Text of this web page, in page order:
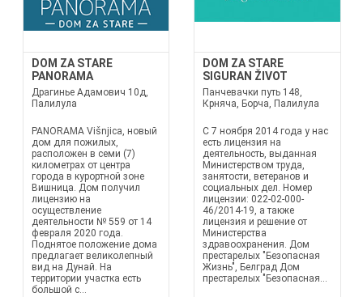
DOM ZA STARE
PANORAMA
Драгинье Адамович 10д,
Палилула
PANORAMA Višnjica, новый
дом для пожилых,
расположен в семи (7)
километрах от центра
города в курортной зоне
Вишница. Дом получил
лицензию на
осуществление
деятельности № 559 от 14
февраля 2020 года.
Поднятое положение дома
предлагает великолепный
вид на Дунай. На
территории участка есть
большой с...
DOM ZA STARE
SIGURAN ŽIVOT
Панчевачки путь 148,
Крняча, Борча, Палилула
С 7 ноября 2014 года у нас
есть лицензия на
деятельность, выданная
Министерством труда,
занятости, ветеранов и
социальных дел. Номер
лицензии: 022-02-000-
46/2014-19, а также
лицензия и решение от
Министерства
здравоохранения. Дом
престарелых "Безопасная
Жизнь", Белград Дом
престарелых "Безопасная...